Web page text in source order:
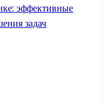
эффективные
задач